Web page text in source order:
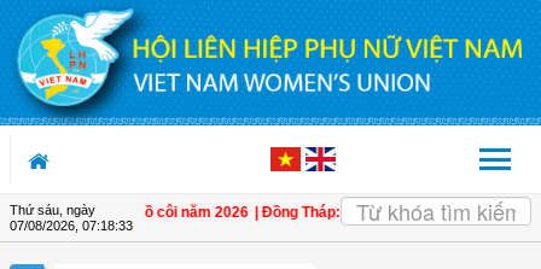
Truy cập nội dung luôn
Thứ sáu, ngày
07/08/2026, 07:18:34
trẻ em mồ côi năm 2026 | Đồng Tháp: Quán triệt Nghị quyết Đại hội đại